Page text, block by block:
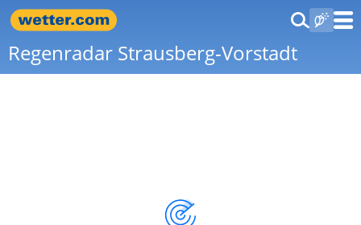
Regenradar Strausberg-Vorstadt